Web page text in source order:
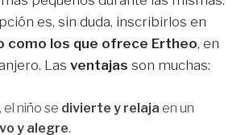
es, sin duda, inscribirlos en
como los que ofrece Ertheo, en
Las ventajas son muchas:
el niño se divierte y relaja en un
y alegre.